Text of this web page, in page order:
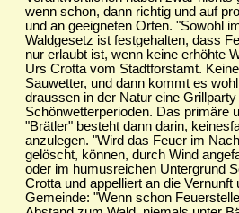
wenn schon, dann richtig und auf
und an geeigneten Orten. "Sowohl
Waldgesetz ist festgehalten, dass
nur erlaubt ist, wenn keine erhöhte
Urs Crotta vom Stadtforstamt.
Sauwetter, und dann kommt es
draussen in der Natur eine
Schönwetterperioden. Das primäre
"Brätler" besteht dann darin,
anzulegen. "Wird das Feuer im
gelöscht, können, durch Wind
oder im humusreichen Untergrund
Crotta und appelliert an die
Gemeinde: "Wenn schon